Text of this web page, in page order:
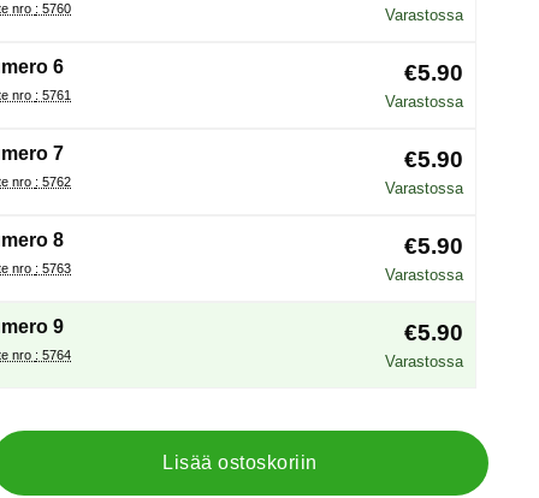
Tuote nro : 5760 Varastossa
6
Tuote nro : 5761
€5.90
Varastossa
7
Tuote nro : 5762
€5.90
Varastossa
8
Tuote nro : 5763
€5.90
Varastossa
9
Tuote nro : 5764
€5.90
Varastossa
Lisää ostoskoriin